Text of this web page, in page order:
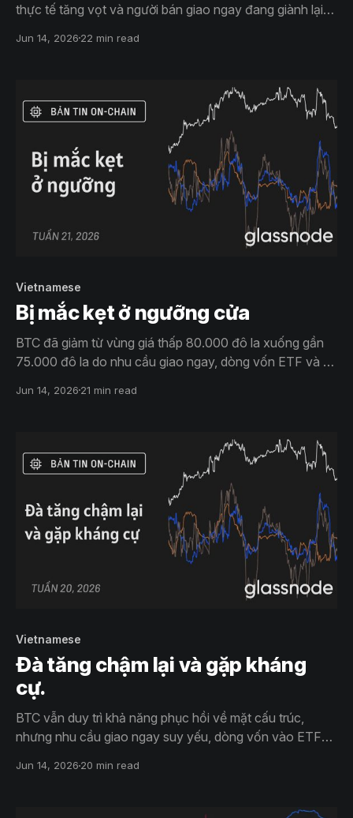
thực tế tăng vọt và người bán giao ngay đang giành lại
sau khi bị từ chối ở mức giá gốc, trong khi thị trường
Jun 14, 2026 22 min read
Vietnamese
Bị mắc kẹt ở ngưỡng cửa
BTC đã giảm từ vùng giá thấp 80.000 đô la xuống gần
75.000 đô la do nhu cầu giao ngay, dòng vốn ETF và kỳ
thiết lập lại, nhưng niềm tin vẫn còn hạn chế.
Jun 14, 2026 21 min read
Vietnamese
Đà tăng chậm lại và gặp kháng
cự.
BTC vẫn duy trì khả năng phục hồi về mặt cấu trúc,
nhưng nhu cầu giao ngay suy yếu, dòng vốn vào ETF
tăng giá đang hạ nhiệt ngầm.
Jun 14, 2026 20 min read